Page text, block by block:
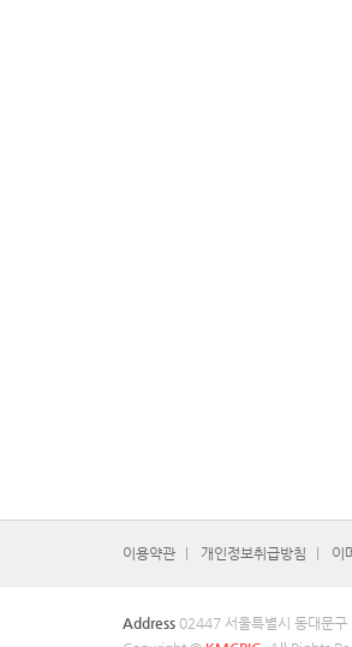
이용약관 개인정보취급방침 이
Address02447 서울특별시 동대문구